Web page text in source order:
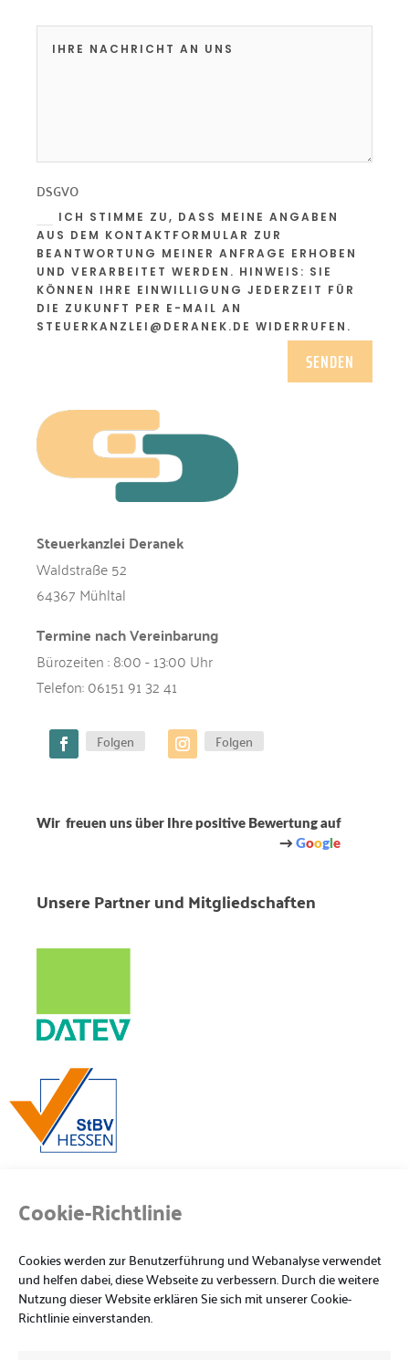
Cookie-Richtlinie
Cookies werden zur Benutzerführung und Webanalyse verwendet
und helfen dabei, diese Webseite zu verbessern. Durch die weitere
Nutzung dieser Website erklären Sie sich mit unserer Cookie-
Richtlinie einverstanden.
DSGVO
ICH STIMME ZU, DASS MEINE ANGABEN
AUS DEM KONTAKTFORMULAR ZUR
BEANTWORTUNG MEINER ANFRAGE ERHOBEN
UND VERARBEITET WERDEN. HINWEIS: SIE
KÖNNEN IHRE EINWILLIGUNG JEDERZEIT FÜR
DIE ZUKUNFT PER E-MAIL AN
STEUERKANZLEI@DERANEK.DE WIDERRUFEN.
SENDEN
Steuerkanzlei Deranek
Waldstraße 52
64367 Mühltal
Termine nach Vereinbarung
Bürozeiten : 8:00 - 13:00 Uhr
Telefon:06151 91 32 41
Folgen Folgen
Wir freuen uns über Ihre positive Bewertung auf
→ Goog e
Unsere Partner und Mitgliedschaften